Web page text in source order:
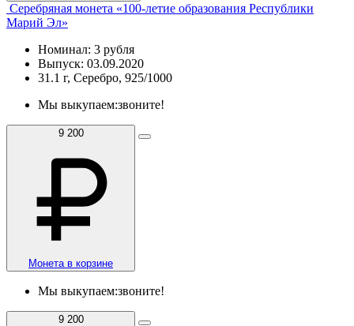
Серебряная монета «100-летие образования Республики
Марий Эл»
Номинал: 3 рубля
Выпуск: 03.09.2020
31.1 г, Серебро, 925/1000
Мы выкупаем:звоните!
9 200
Монета в корзине
Мы выкупаем:звоните!
9 200